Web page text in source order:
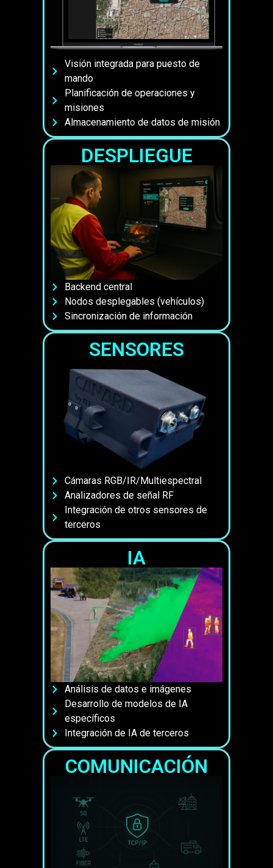
Visión integrada para puesto de
mando
Planificación de operaciones y
misiones
Almacenamiento de datos de misión
DESPLIEGUE
Backend central
Nodos desplegables (vehículos)
Sincronización de información
SENSORES
Cámaras RGB/IR/Multiespectral
Analizadores de señal RF
Integración de otros sensores de
terceros
IA
Análisis de datos e imágenes
Desarrollo de modelos de IA
específicos
Integración de IA de terceros
COMUNICACIÓN